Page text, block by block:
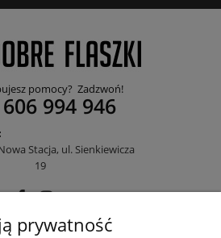
pomocy? Zadzwoń!
994 946
Stacja, ul. Sienkiewicza
19
prywatność